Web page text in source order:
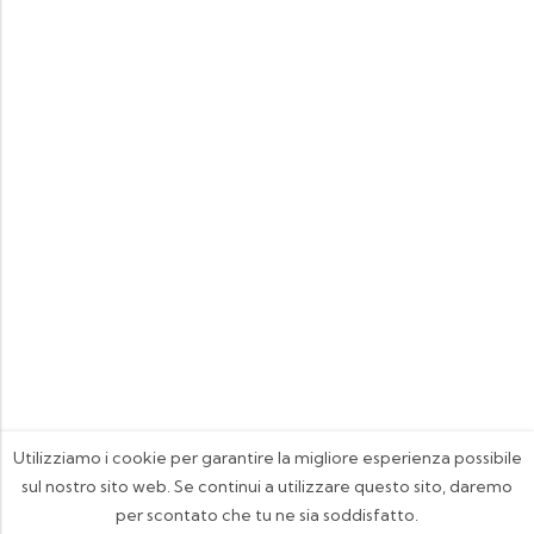
Utilizziamo i cookie per garantire la migliore esperienza possibile
sul nostro sito web. Se continui a utilizzare questo sito, daremo
per scontato che tu ne sia soddisfatto.